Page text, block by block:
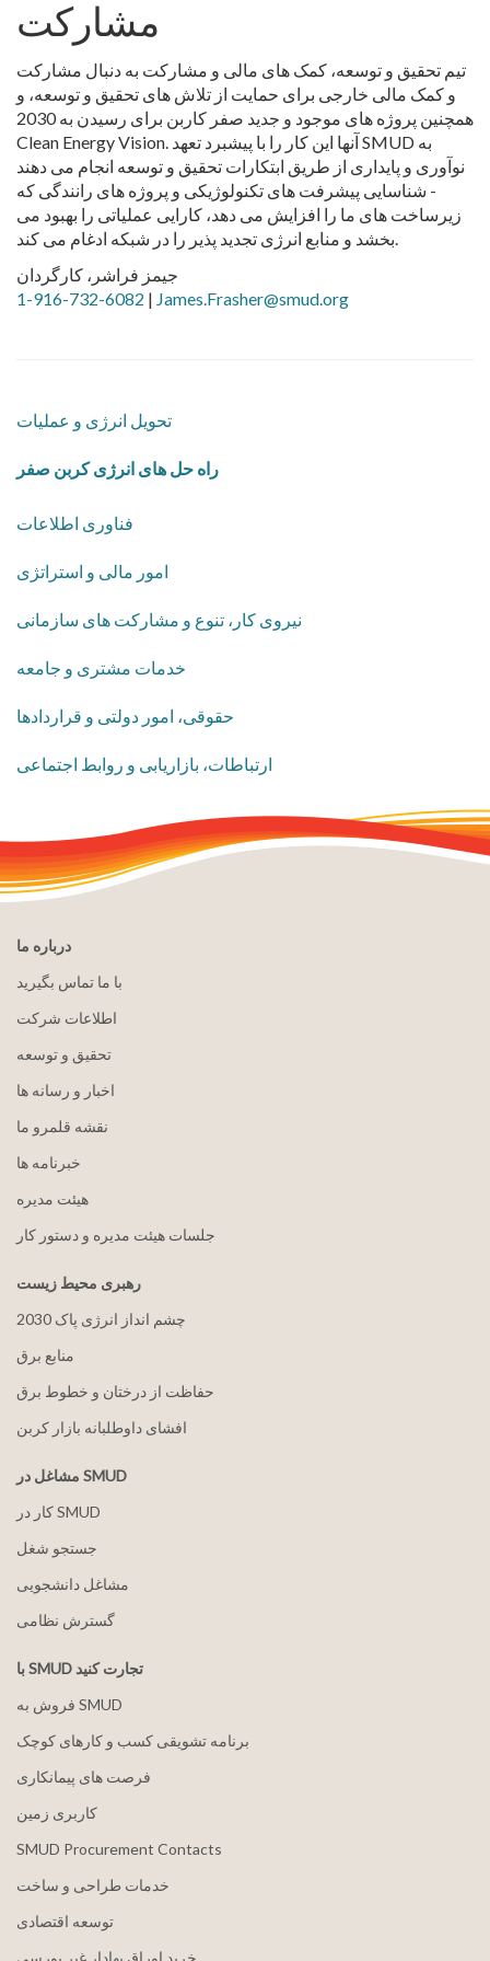
تیم تحقیق و توسعه، کمک های مالی و مشارکت به دنبال مشارکت
و کمک مالی خارجی برای حمایت از تلاش های تحقیق و توسعه، و
همچنین پروژه های موجود و جدید صفر کاربن برای رسیدن به 2030
Clean Energy Vision. آنها این کار را با پیشبرد تعهد SMUD به
نوآوری و پایداری از طریق ابتکارات تحقیق و توسعه انجام می دهند
- شناسایی پیشرفت های تکنولوژیکی و پروژه های رانندگی که
زیرساخت های ما را افزایش می دهد، کارایی عملیاتی را بهبود می
بخشد و منابع انرژی تجدید پذیر را در شبکه ادغام می کند.
جیمز فراشر، کارگردان
1-916-732-6082 | James.Frasher@smud.org
تحویل انرژی و عملیات
راه حل های انرژی کربن صفر
فناوری اطلاعات
امور مالی و استراتژی
نیروی کار، تنوع و مشارکت های سازمانی
خدمات مشتری و جامعه
حقوقی، امور دولتی و قراردادها
ارتباطات، بازاریابی و روابط اجتماعی
درباره ما
با ما تماس بگیرید
اطلاعات شرکت
تحقیق و توسعه
اخبار و رسانه ها
نقشه قلمرو ما
خبرنامه ها
هيئت مدیره
جلسات هیئت مدیره و دستور کار
رهبری محیط زیست
2030 چشم انداز انرژی پاک
منابع برق
حفاظت از درختان و خطوط برق
افشای داوطلبانه بازار کربن
مشاغل در SMUD
کار در SMUD
جستجو شغل
مشاغل دانشجویی
گسترش نظامی
با SMUD تجارت کنید
فروش به SMUD
برنامه تشویقی کسب و کارهای کوچک
فرصت های پیمانکاری
کاربری زمین
SMUD Procurement Contacts
خدمات طراحی و ساخت
توسعه اقتصادی
خرید اوراق بهادار غیر بورسی